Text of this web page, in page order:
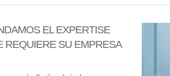
EL EXPERTISE
REQUIERE SU EMPRESA